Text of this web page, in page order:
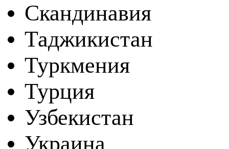
Скандинавия
Таджикистан
Туркмения
Турция
Узбекистан
Украина